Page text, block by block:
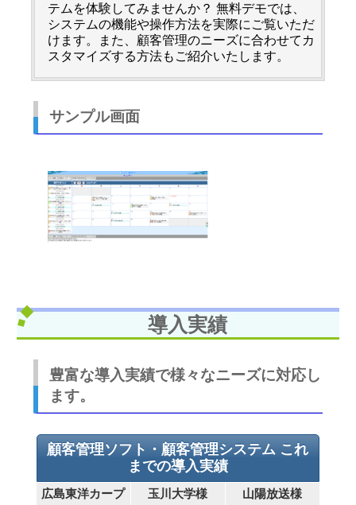
テムを体験してみませんか？ 無料デモでは、
システムの機能や操作方法を実際にご覧いただ
けます。また、顧客管理のニーズに合わせてカ
スタマイズする方法もご紹介いたします。
サンプル画面
導入実績
豊富な導入実績で様々なニーズに対応し
ます。
顧客管理ソフト・顧客管理システム これ
までの導入実績
広島東洋カープ 玉川大学様 山陽放送様